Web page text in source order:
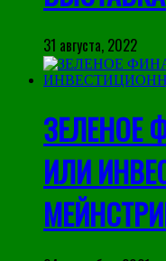
31 августа, 2022
ЗЕЛЕНОЕ
ИЛИ